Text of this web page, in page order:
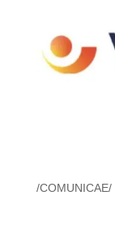
/COMUNICAE/